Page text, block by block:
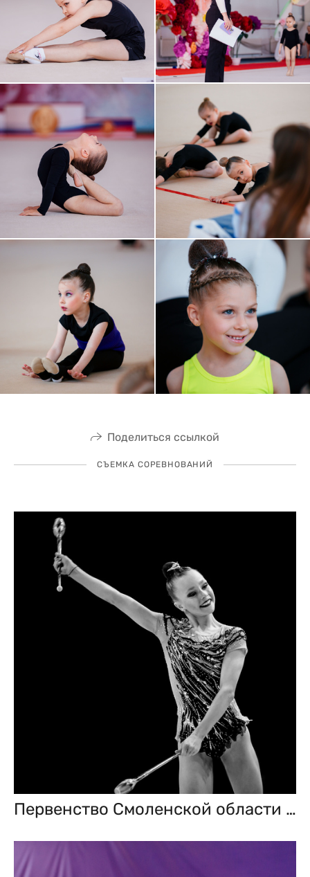
Поделиться ссылкой
СЪЕМКА СОРЕВНОВАНИЙ
Первенство Смоленской области по художественной гимнастике 25–27 апреля